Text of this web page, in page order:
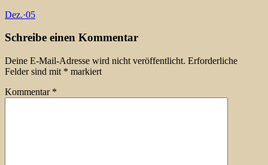
Dez.·05
Schreibe einen Kommentar
Deine E-Mail-Adresse wird nicht veröffentlicht. Erforderliche
Felder sind mit * markiert
Kommentar *